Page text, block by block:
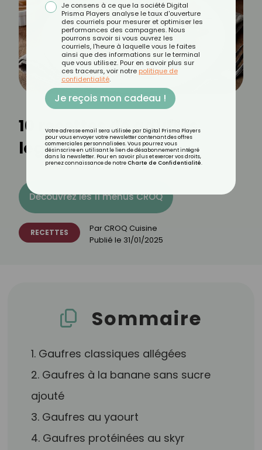
10 recettes de gaufres
légères
Découvrez les 11 menus CROQ
RECETTES Par CROQ Cuisine
Publié le 31/01/2025
Sommaire
1. Gaufres classiques allégées
2. Gaufres à la banane sans sucre
ajouté
3. Gaufres au yaourt
4. Gaufres protéinées au skyr
Je consens à ce que la société Digital
Prisma Players analyse le taux d'ouverture
des courriels pour mesurer et optimiser les
performances des campagnes. Nous
pourrons savoir si vous ouvrez les
courriels, l'heure à laquelle vous le faites
ainsi que des informations sur le terminal
que vous utilisez. Pour en savoir plus sur
ces traceurs, voir notre politique de
confidentialité.
Je reçois mon cadeau !
Votre adresse email sera utilisée par Digital Prisma Players
pour vous envoyer votre newsletter contenant des offres
commerciales personnalisées. Vous pourrez vous
désinscrire en utilisant le lien de désabonnement intégré
dans la newsletter. Pour en savoir plus et exercer vos droits,
prenez connaissance de notre Charte de Confidentialité.